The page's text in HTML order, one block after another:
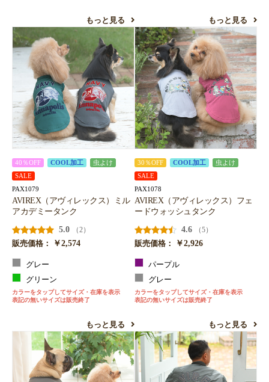
もっと見る もっと見る
40％OFF COOL加工
虫よけ
SALE
PAX1079
AVIREX（アヴィレックス）ミル
アカデミータンク
5.0
（2）
販売価格：
￥2,574
グレー
グリーン
カラーをタップしてサイズ・在庫を表示
表記の無いサイズは販売終了
もっと見る
30％OFF COOL加工
虫よけ
SALE
PAX1078
AVIREX（アヴィレックス）フェ
ードウォッシュタンク
4.6
（5）
販売価格：
￥2,926
パープル
グレー
カラーをタップしてサイズ・在庫を表示
表記の無いサイズは販売終了
もっと見る